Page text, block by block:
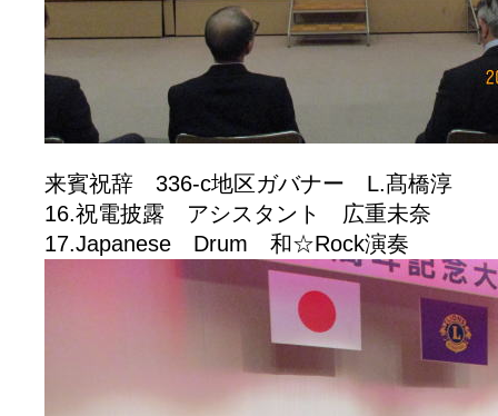
来賓祝辞 336-c地区ガバナー L.髙橋淳
16.祝電披露 アシスタント 広重未奈
17.Japanese Drum 和☆Rock演奏